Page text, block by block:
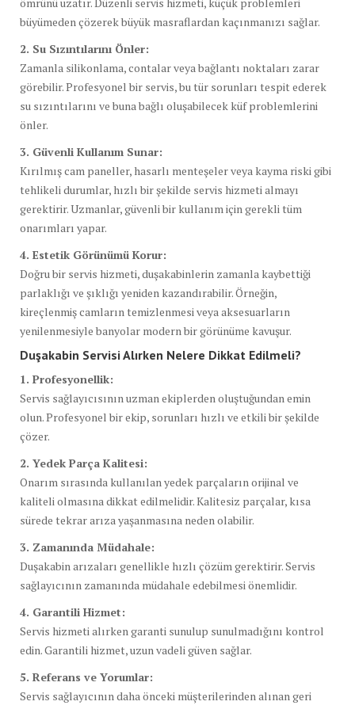
büyümeden çözerek büyük masraflardan kaçınmanızı sağlar.
2. Su Sızıntılarını Önler:
Zamanla silikonlama, contalar veya bağlantı noktaları zarar
görebilir. Profesyonel bir servis, bu tür sorunları tespit ederek
su sızıntılarını ve buna bağlı oluşabilecek küf problemlerini
önler.
3. Güvenli Kullanım Sunar:
Kırılmış cam paneller, hasarlı menteşeler veya kayma riski gibi
tehlikeli durumlar, hızlı bir şekilde servis hizmeti almayı
gerektirir. Uzmanlar, güvenli bir kullanım için gerekli tüm
onarımları yapar.
4. Estetik Görünümü Korur:
Doğru bir servis hizmeti, duşakabinlerin zamanla kaybettiği
parlaklığı ve şıklığı yeniden kazandırabilir. Örneğin,
kireçlenmiş camların temizlenmesi veya aksesuarların
yenilenmesiyle banyolar modern bir görünüme kavuşur.
Duşakabin Servisi Alırken Nelere Dikkat Edilmeli?
1. Profesyonellik:
Servis sağlayıcısının uzman ekiplerden oluştuğundan emin
olun. Profesyonel bir ekip, sorunları hızlı ve etkili bir şekilde
çözer.
2. Yedek Parça Kalitesi:
Onarım sırasında kullanılan yedek parçaların orijinal ve
kaliteli olmasına dikkat edilmelidir. Kalitesiz parçalar, kısa
sürede tekrar arıza yaşanmasına neden olabilir.
3. Zamanında Müdahale:
Duşakabin arızaları genellikle hızlı çözüm gerektirir. Servis
sağlayıcının zamanında müdahale edebilmesi önemlidir.
4. Garantili Hizmet:
Servis hizmeti alırken garanti sunulup sunulmadığını kontrol
edin. Garantili hizmet, uzun vadeli güven sağlar.
5. Referans ve Yorumlar:
Servis sağlayıcının daha önceki müşterilerinden alınan geri